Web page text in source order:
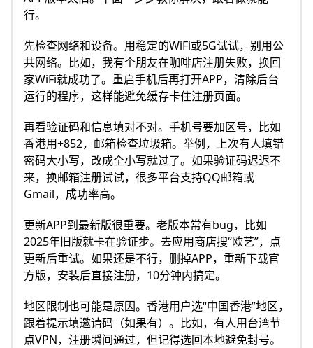
行。
先检查网络和设备。用稳定的WiFi或5G试试，别用公
共网络。比如，我有个朋友在咖啡店注册失败，换回
家WiFi就成功了。重启手机后再打开APP，清除后台
运行的程序，这样能避免缓存卡住注册页面。
再看验证码和信息填对不对。手机号要加区号，比如
香港用+852，邮箱检查垃圾箱。举例，上次有人填错
密码大小写，改成全小写就过了。如果验证码迟迟不
来，换邮箱注册试试，很多平台支持QQ邮箱或
Gmail，成功率高。
更新APP到最新版很重要。老版本常有bug，比如
2025年旧版就卡在验证步。去应用商店搜“欧艺”，点
更新后重试。如果还是不行，删掉APP，重新下载官
方版，安装后直接注册，10分钟内搞定。
地区限制也可能是原因。香港用户选“中国香港”地区，
跟着提示填邀请码（如果有）。比如，有人用台湾节
点VPN，注册瞬间通过，但记得选回本地避免封号。